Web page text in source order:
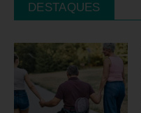
DESTAQUES